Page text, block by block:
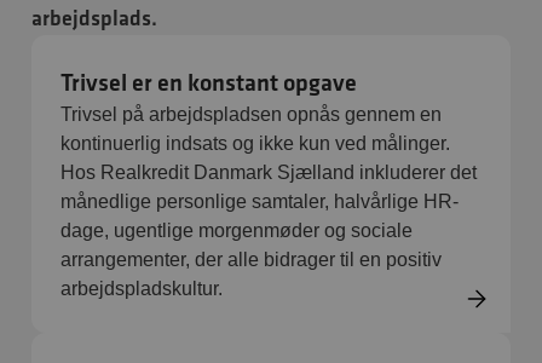
arbejdsplads.
Trivsel er en konstant opgave
Trivsel på arbejdspladsen opnås gennem en
kontinuerlig indsats og ikke kun ved målinger.
Hos Realkredit Danmark Sjælland inkluderer det
månedlige personlige samtaler, halvårlige HR-
dage, ugentlige morgenmøder og sociale
arrangementer, der alle bidrager til en positiv
arbejdspladskultur.